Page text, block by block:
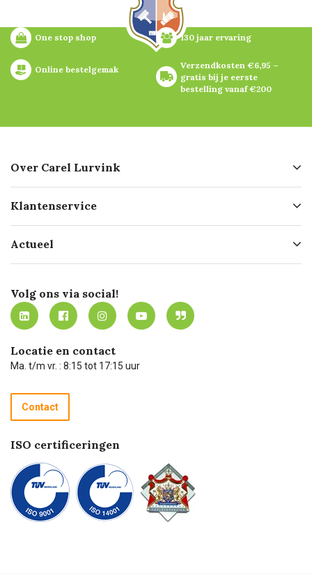
One stop shop 130 jaar ervaring
Online bestelgemak
Verzendkosten €6,95 –
gratis bij je eerste
bestelling vanaf €200
Over Carel Lurvink
Geschiedenis
Missie
Werken bij Carel Lurvink
MVO
Klantenservice
Bezorgen
Mijn Carel Lurvink
Mijn Carel Lurvink instructievideo's
Carel Lurvink App
Hulp op afstand
Technische dienst
Recycle programma
Betalen
Actueel
Innovation LAB
Tevreden klanten
Carel Lurvink Blog
Carel de podcast
Volg ons via social!
Locatie en contact
Ma. t/m vr. : 8:15 tot 17:15 uur
Contact
ISO certificeringen